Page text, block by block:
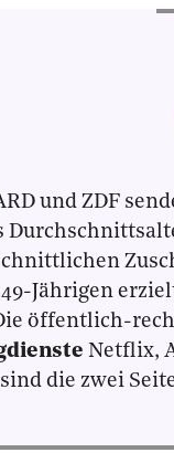
und ZDF
Jährigen
öffentlich-
Netflix,
die zwei